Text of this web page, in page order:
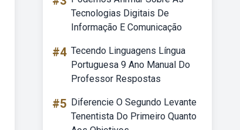
Tecnologias Digitais De
Informação E Comunicação
#4 Tecendo Linguagens Língua
Portuguesa 9 Ano Manual Do
Professor Respostas
#5 Diferencie O Segundo Levante
Tenentista Do Primeiro Quanto